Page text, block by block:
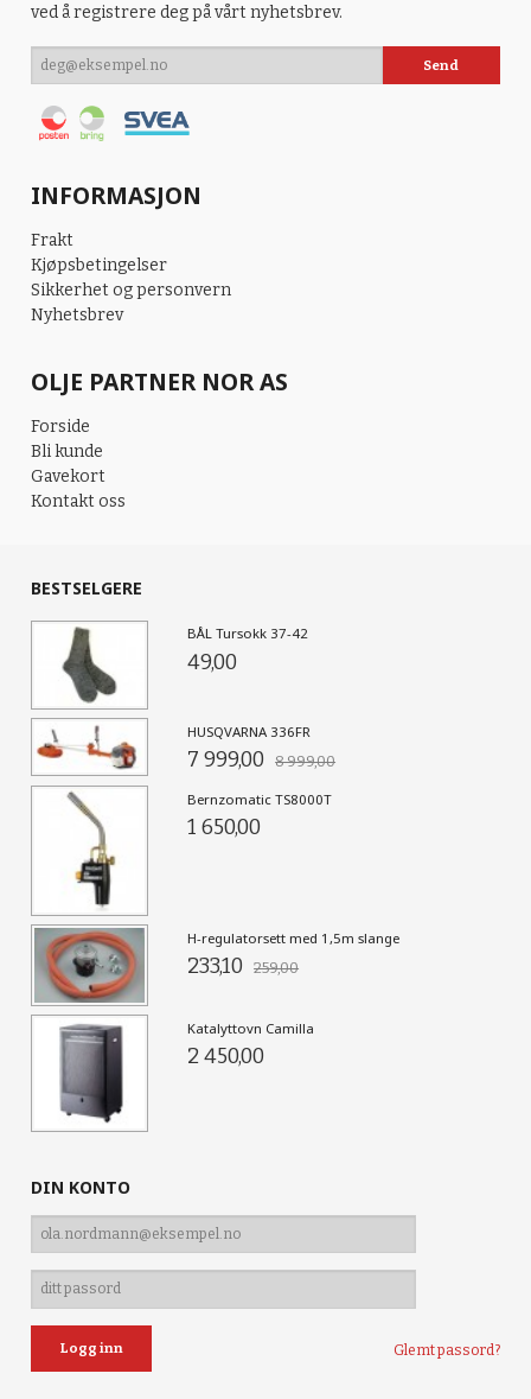
ved å registrere deg på vårt nyhetsbrev.
INFORMASJON
Frakt
Kjøpsbetingelser
Sikkerhet og personvern
Nyhetsbrev
OLJE PARTNER NOR AS
Forside
Bli kunde
Gavekort
Kontakt oss
BESTSELGERE
BÅL Tursokk 37-42
49,00
HUSQVARNA 336FR
7 999,00 8 999,00
Bernzomatic TS8000T
1 650,00
H-regulatorsett med 1,5m slange
233,10 259,00
Katalyttovn Camilla
2 450,00
DIN KONTO
Glemt passord?